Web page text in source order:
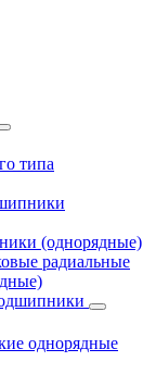
типа
(однорядные)
радиальные
однорядные